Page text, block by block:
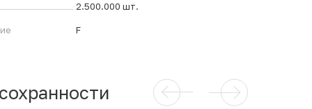
2.500.000 шт.
F